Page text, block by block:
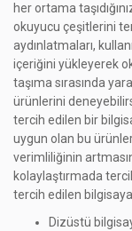
her ortama
okuyucu çeşitlerini
aydınlatmaları,
içeriğini yükleyerek
taşıma sırasında
ürünlerini
tercih edilen bir
uygun olan bu
verimliliğinin
kolaylaştırmada
tercih edilen
Dizüstü